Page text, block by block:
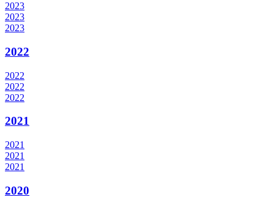
2023
2023
2023
2022
2022
2022
2022
2021
2021
2021
2021
2020